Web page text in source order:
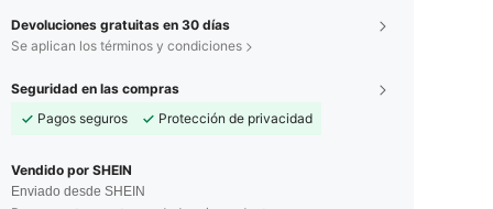
Devoluciones gratuitas en 30 días
Se aplican los términos y condiciones
Seguridad en las compras
Pagos seguros
Protección de privacidad
Vendido por SHEIN
Enviado desde SHEIN